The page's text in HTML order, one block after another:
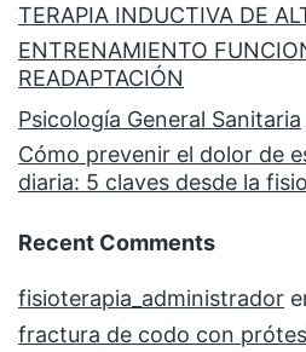
TERAPIA INDUCTIVA DE
ENTRENAMIENTO
READAPTACIÓN
Psicología General Sanitaria
Cómo prevenir el dolor de
diaria: 5 claves desde la
Recent Comments
fisioterapia_administrador
fractura de codo con